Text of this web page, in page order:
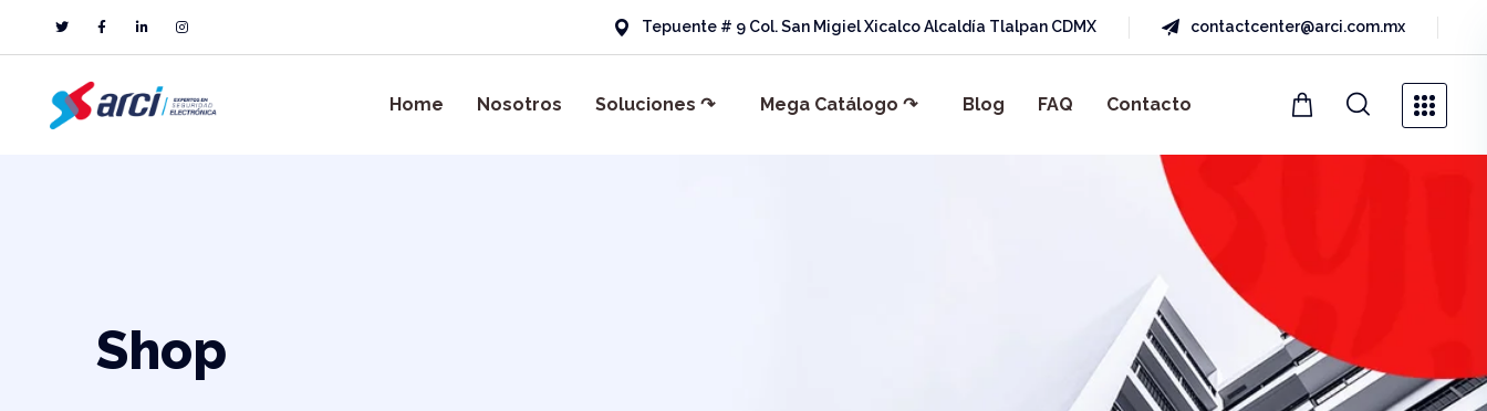
Tepuente # 9 Col. San Migiel Xicalco Alcaldía Tlalpan CDMX contactcenter@arci.com.mx
Home Nosotros Soluciones ↷ Mega Catálogo ↷ Blog FAQ Contacto
Shop